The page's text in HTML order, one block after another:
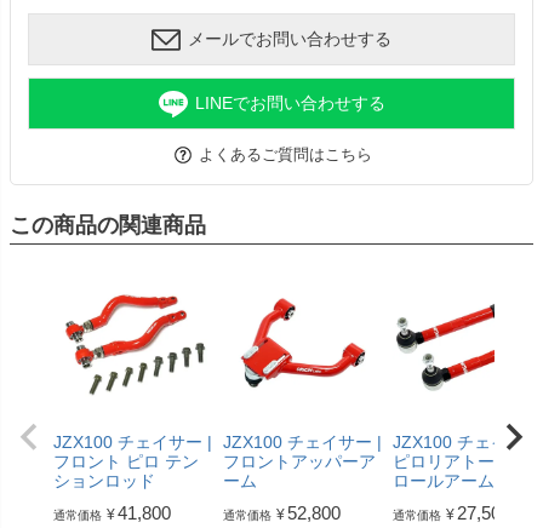
メールでお問い合わせする
LINEでお問い合わせする
よくあるご質問はこちら
この商品の関連商品
JZX100 チェイサー |
フロント ピロ テン
ションロッド
通常価格 ¥41,800
JZX100 チェイサー |
フロントアッパーア
ーム
通常価格 ¥52,800
JZX100 チェイサ
ピロリアトーコン
ロールアーム
通常価格 ¥ 27,500